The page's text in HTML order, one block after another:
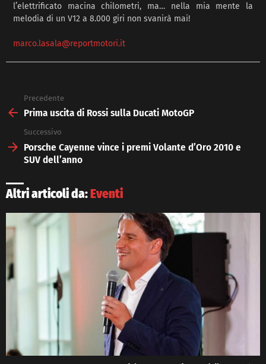
l’elettrificato macina chilometri, ma… nella mia mente la
melodia di un V12 a 8.000 giri non svanirà mai!
marco.lasala@reportmotori.it
more
Precedente
Prima uscita di Rossi sulla Ducati MotoGP
Successivo
Porsche Cayenne vince i premi Volante d’Oro 2010 e
SUV dell’anno
Altri articoli da:Eventi